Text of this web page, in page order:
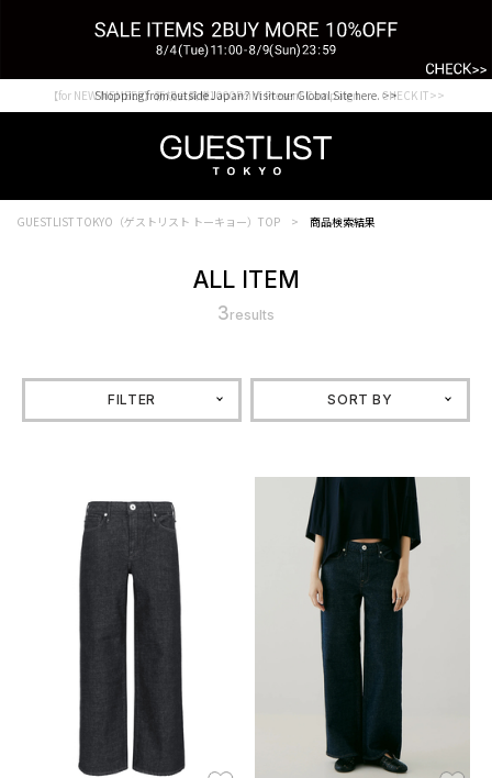
Shopping from outside Japan? Visit our Global Site here. >>
【for NEW MEMBER】新規会員様1000Point Present Campaign CHECK IT>>
GUESTLIST TOKYO（ゲストリスト トーキョー）TOP 商品検索結果
ALL ITEM
3results
FILTER SORT BY